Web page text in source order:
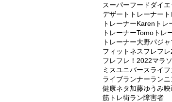
スーパーフード ダイエ
デザート トレーナー
トレーナーKaren トレ
トレーナーTomo トレ
トレーナー大野パジャ
フィットネスフレフ
フレフレ！2022マラ
ミスユニバースライ
ライブランナーラン
健康ネタ加藤ゆうみ映
筋トレ街ラン障害者